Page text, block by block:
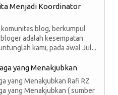
Menjadi Koordinator
blog, berkumpul
adalah kesempatan
kami, pada awal Jul...
yang Menakjubkan
yang Menakjubkan Rafi RZ
yang Menakjubkan ( sumber